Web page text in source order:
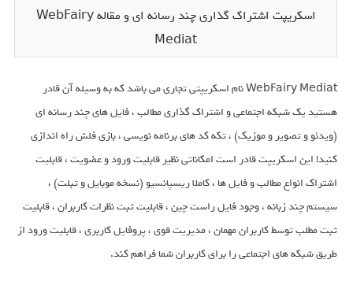
اسکریپت اشتراک گذاری چند رسانه ای و مقاله WebFairy
Mediat
WebFairy Mediat نام اسکریپتی تجاری می باشد که به وسیله آن قادر
هستید یک شبکه اجتماعی و اشتراک گذاری مطالب ، فایل های چند رسانه ای
(ویدئو و تصویر و موزیک) ، تکه کد های برنامه نویسی ، بازی فلش راه اندازی
کنید! این اسکریپت قادر است امکاناتی نظیر قابلیت ورود و عضویت ، قابلیت
اشتراک انواع مطالب و فایل ها ، کاملا ریسپانسیو (نسخه موبایل و تبلت) ،
سیستم چند زبانه ، وجود فایل راست چین ، قابلیت ثبت نظرات کاربران ، قابلیت
ثبت مطلب توسط کاربران مهمان ، مدیریت قوی ، پروفایل کاربری ، قابلیت ورود از
طریق شبکه های اجتماعی را برای کاربران شما فراهم کند.